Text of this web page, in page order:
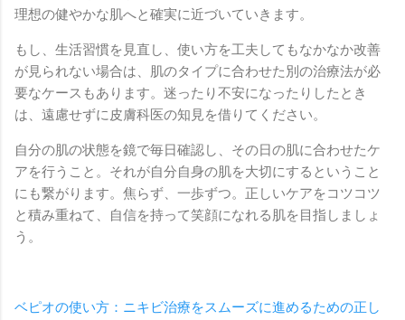
理想の健やかな肌へと確実に近づいていきます。
もし、生活習慣を見直し、使い方を工夫してもなかなか改善
が見られない場合は、肌のタイプに合わせた別の治療法が必
要なケースもあります。迷ったり不安になったりしたとき
は、遠慮せずに皮膚科医の知見を借りてください。
自分の肌の状態を鏡で毎日確認し、その日の肌に合わせたケ
アを行うこと。それが自分自身の肌を大切にするということ
にも繋がります。焦らず、一歩ずつ。正しいケアをコツコツ
と積み重ねて、自信を持って笑顔になれる肌を目指しましょ
う。
ベピオの使い方：ニキビ治療をスムーズに進めるための正し